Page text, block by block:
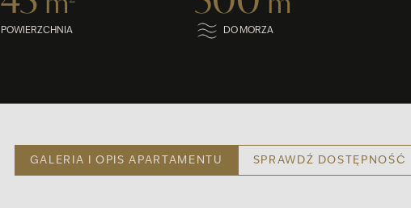
POWIERZCHNIA DO MORZA
GALERIA I OPIS APARTAMENTU SPRAWDŹ DOSTĘPNOŚĆ